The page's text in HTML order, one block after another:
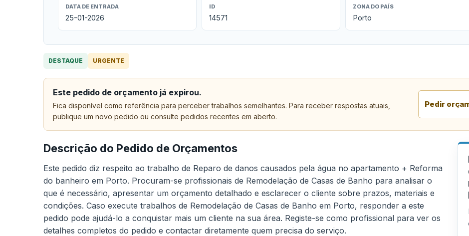
DATA DE ENTRADA
25-01-2026
ID
14571
ZONA DO PAÍS
Porto
DESTAQUE URGENTE
Este pedido de orçamento já expirou.
Fica disponível como referência para perceber trabalhos semelhantes. Para receber respostas atuais,
publique um novo pedido ou consulte pedidos recentes em aberto.
Pedir
Descrição do Pedido de Orçamentos
Este pedido diz respeito ao trabalho de Reparo de danos causados pela água no apartamento + Reforma
do banheiro em Porto. Procuram-se profissionais de Remodelação de Casas de Banho para analisar o
que é necessário, apresentar um orçamento detalhado e esclarecer o cliente sobre prazos, materiais e
condições. Caso execute trabalhos de Remodelação de Casas de Banho em Porto, responder a este
pedido pode ajudá-lo a conquistar mais um cliente na sua área. Registe-se como profissional para ver os
detalhes completos do pedido e contactar diretamente quem precisa do serviço.